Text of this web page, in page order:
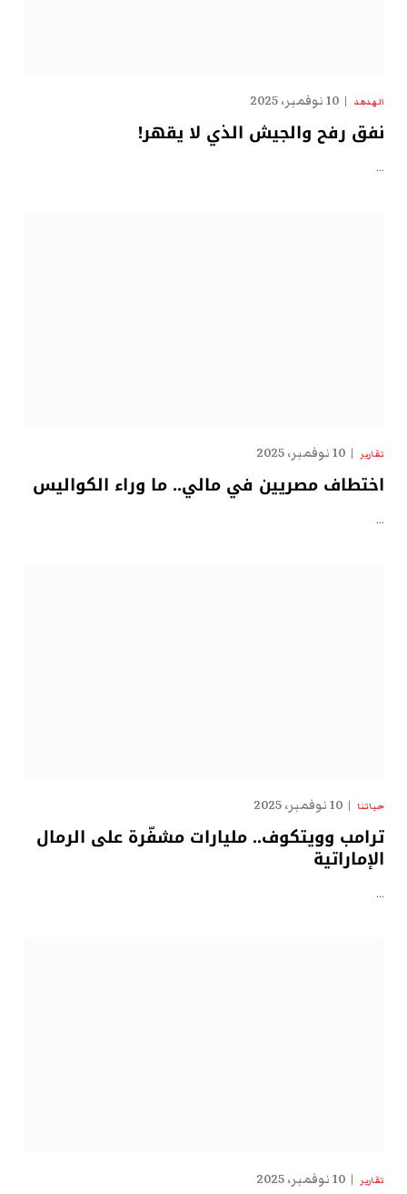
الهدهد 10 نوفمبر، 2025
نفق رفح والجيش الذي لا يقهر!
…
تقارير 10 نوفمبر، 2025
اختطاف مصريين في مالي.. ما وراء الكواليس
…
حياتنا 10 نوفمبر، 2025
ترامب وويتكوف.. مليارات مشفّرة على الرمال
الإماراتية
…
تقارير 10 نوفمبر، 2025